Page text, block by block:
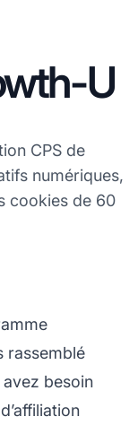
U
CPS de
numériques,
cookies de 60
rassemblé
besoin